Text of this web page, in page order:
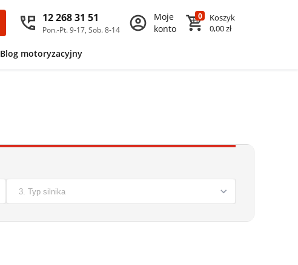
12 268 31 51
Pon.-Pt. 9-17, Sob. 8-14
Moje
konto
0
Koszyk
0,00 zł
Blog motoryzacyjny